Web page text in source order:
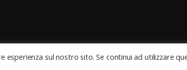
esperienza sul nostro sito. Se continui ad utilizzare